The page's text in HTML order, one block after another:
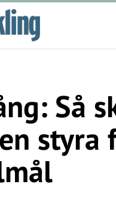
Så
styra